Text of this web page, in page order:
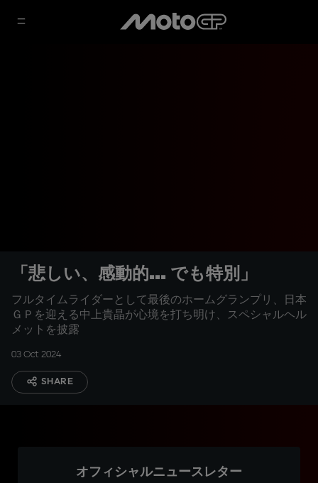
「悲しい、感動的... でも特別」
フルタイムライダーとして最後のホームグランプリ、日本
ＧＰを迎える中上貴晶が心境を打ち明け、スペシャルヘル
メットを披露
03 Oct 2024
SHARE
オフィシャルニュースレター